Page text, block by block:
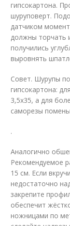
гипсокартона.
шуруповерт.
датчиком
должны торчать
получились
выровнять
Совет. Шурупы
гипсокартона:
3,5х35, а для
саморезы
.
Аналогично
Рекомендуемое
15 см. Если
недостаточно
закрепите
обеспечит
ножницами по